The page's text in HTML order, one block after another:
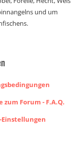
und um
zum Forum - F.A.Q.
Einstellungen